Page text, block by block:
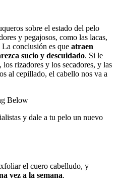
sobre el estado del pelo
y pegajosos, como las lacas,
La conclusión es que atraen
sucio y descuidado. Si le
rizadores y los secadores, y las
al cepillado, el cabello nos va a
Below
y dale a tu pelo un nuevo
el cuero cabelludo, y
vez a la semana.